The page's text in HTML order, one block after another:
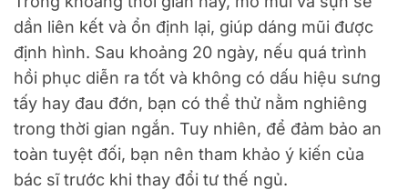
dần liên kết và ổn định lại, giúp dáng mũi được
định hình. Sau khoảng 20 ngày, nếu quá trình
hồi phục diễn ra tốt và không có dấu hiệu sưng
tấy hay đau đớn, bạn có thể thử nằm nghiêng
trong thời gian ngắn. Tuy nhiên, để đảm bảo an
toàn tuyệt đối, bạn nên tham khảo ý kiến của
bác sĩ trước khi thay đổi tư thế ngủ.